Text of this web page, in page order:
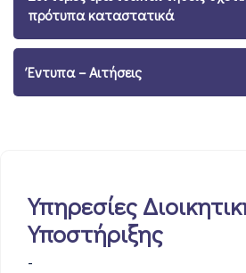
πρότυπα καταστατικά
Έντυπα – Αιτήσεις
Υπηρεσίες
Υποστήριξης
-